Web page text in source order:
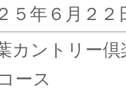
５年６月２２
カントリー
ース